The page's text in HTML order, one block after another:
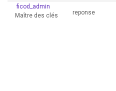
ficod_admin
Maître des clés
reponse